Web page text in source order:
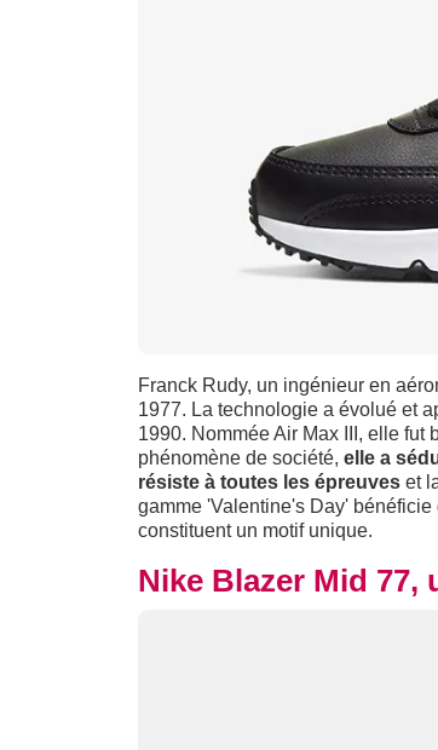
Franck Rudy, un ingénieur en
1977. La technologie a évolué et
1990. Nommée Air Max III, elle
phénomène de société, elle a
résiste à toutes les épreuves et
gamme 'Valentine's Day'
constituent un motif unique.
Nike Blazer Mid 77,